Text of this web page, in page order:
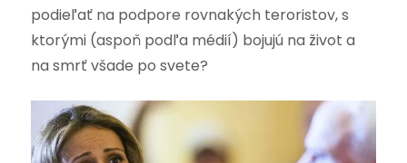
podieľať na podpore rovnakých teroristov, s
ktorými (aspoň podľa médií) bojujú na život a
na smrť všade po svete?